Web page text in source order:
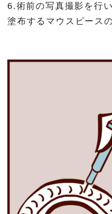
6.術前の写真撮影を行
塗布するマウスピース